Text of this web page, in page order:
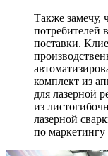
Также замечу,
потребителей
поставки.
комплект из
для лазерной
из
лазерной
по